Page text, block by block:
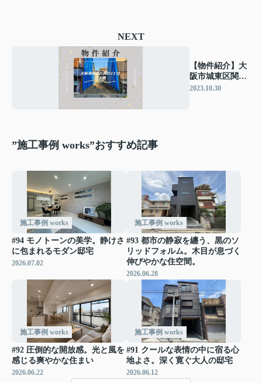
NEXT
【物件紹介】大
阪市城東区関目
1丁目 売土地
2023.10.30
”施工事例 works”おすすめ記事
施工事例 works
#94 モノトーンの美学。静けさ
に包まれるモダン邸宅
2026.07.02
施工事例 works
#93 都市の静寂を纏う、黒のソ
リッドフォルム。木目が息づく
伸びやかな住空間。
2026.06.28
施工事例 works
#92 圧倒的な開放感。光と風を
感じる爽やかな住まい
2026.06.22
施工事例 works
#91 クールな表情の中に宿る心
地よさ。深く寛ぐ大人の邸宅
2026.06.12